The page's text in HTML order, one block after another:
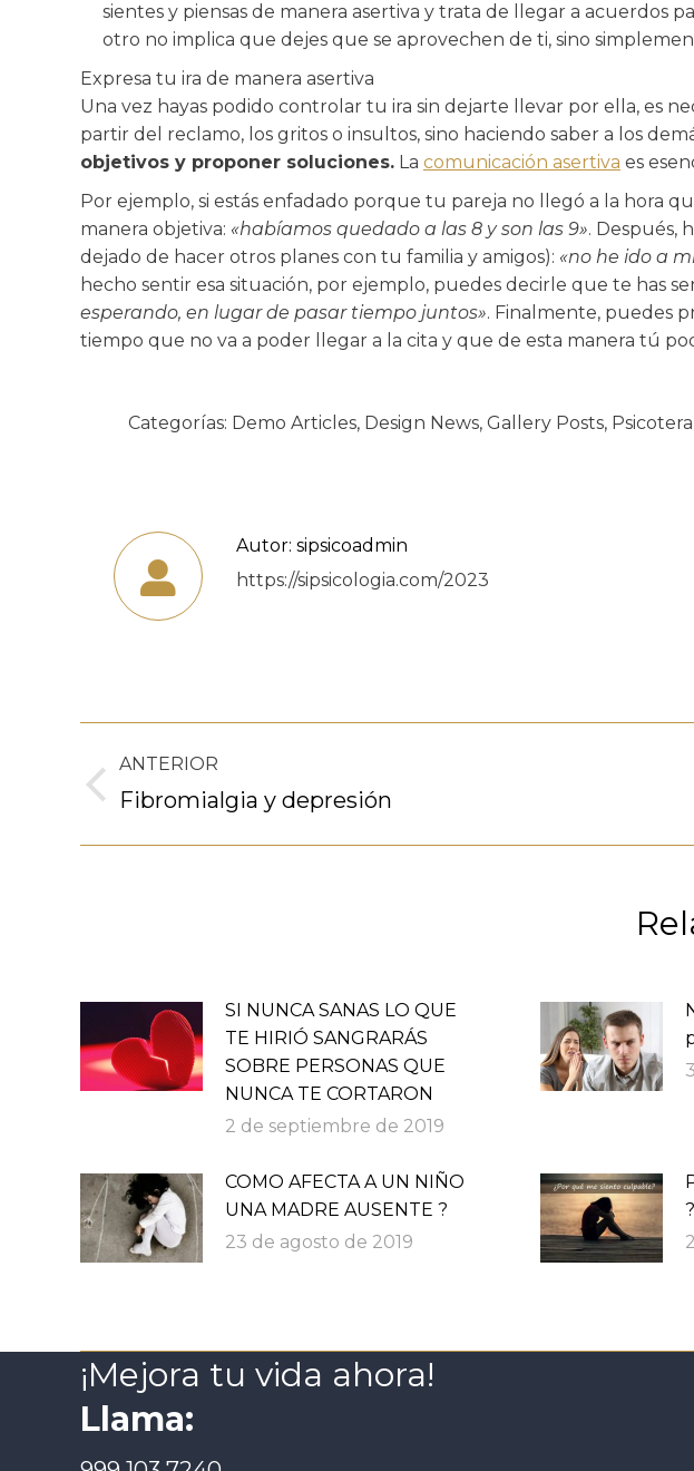
sientes y piensas de manera asertiva y trata de llegar a acuerdos
otro no implica que dejes que se aprovechen de ti, sino
Expresa tu ira de manera asertiva
Una vez hayas podido controlar tu ira sin dejarte llevar por ella, es
partir del reclamo, los gritos o insultos, sino haciendo saber a los
objetivos y proponer soluciones. La comunicación asertiva es
Por ejemplo, si estás enfadado porque tu pareja no llegó a la hora
manera objetiva: «habíamos quedado a las 8 y son las 9». Después,
dejado de hacer otros planes con tu familia y amigos): «no he ido a
hecho sentir esa situación, por ejemplo, puedes decirle que te has
esperando, en lugar de pasar tiempo juntos». Finalmente, puedes
tiempo que no va a poder llegar a la cita y que de esta manera tú
Categorías: Demo Articles, Design News, Gallery Posts,
Autor: sipsicoadmin
https://sipsicologia.com/2023
Navegación
entre
publicaciones
ANTERIOR
Publicación
Fibromialgia y depresión
SI NUNCA SANAS LO QUE
TE HIRIÓ SANGRARÁS
SOBRE PERSONAS QUE
NUNCA TE CORTARON
2 de septiembre de 2019
COMO AFECTA A UN NIÑO
UNA MADRE AUSENTE ?
23 de agosto de 2019
?
¡Mejora tu vida ahora!
Llama: